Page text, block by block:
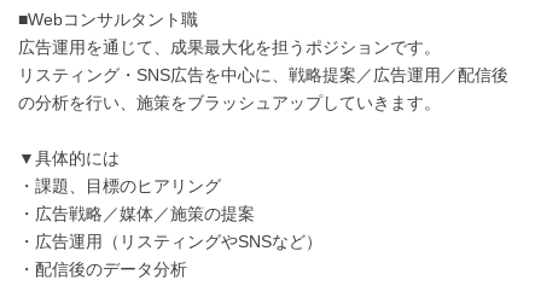
■Webコンサルタント職
広告運用を通じて、成果最大化を担うポジションです。
リスティング・SNS広告を中心に、戦略提案／広告運用／配信後
の分析を行い、施策をブラッシュアップしていきます。
▼具体的には
・課題、目標のヒアリング
・広告戦略／媒体／施策の提案
・広告運用（リスティングやSNSなど）
・配信後のデータ分析